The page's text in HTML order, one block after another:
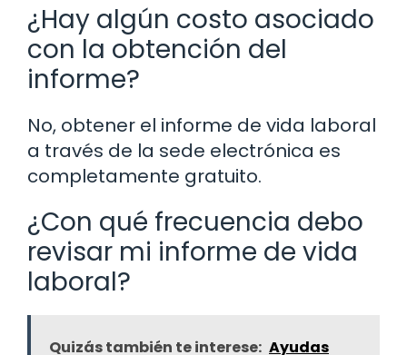
¿Hay algún costo asociado
con la obtención del
informe?
No, obtener el informe de vida laboral
a través de la sede electrónica es
completamente gratuito.
¿Con qué frecuencia debo
revisar mi informe de vida
laboral?
Quizás también te interese: Ayudas